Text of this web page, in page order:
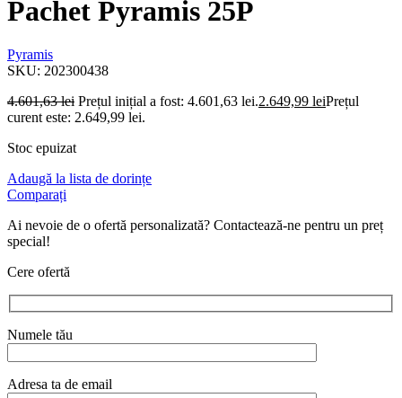
Pachet Pyramis 25P
Pyramis
SKU: 202300438
4.601,63lei Prețul inițial a fost: 4.601,63 lei.2.649,99 leiPrețul
curent este: 2.649,99 lei.
Stoc epuizat
Adaugă la lista de dorințe
Comparați
Ai nevoie de o ofertă personalizată? Contactează-ne pentru un preț
special!
Cere ofertă
Numele tău
Adresa ta de email